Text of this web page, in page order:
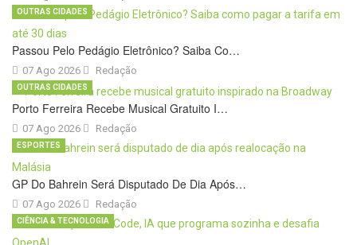
Passou Pelo Pedágio Eletrônico? Saiba Co…
07 Ago 2026
OUTRAS CIDADES
Redação
Porto Ferreira Recebe Musical Gratuito I…
07 Ago 2026
OUTRAS CIDADES
Redação
GP Do Bahrein Será Disputado De Dia Após…
07 Ago 2026
ESPORTES
Redação
CIÊNCIA & TECNOLOGIA